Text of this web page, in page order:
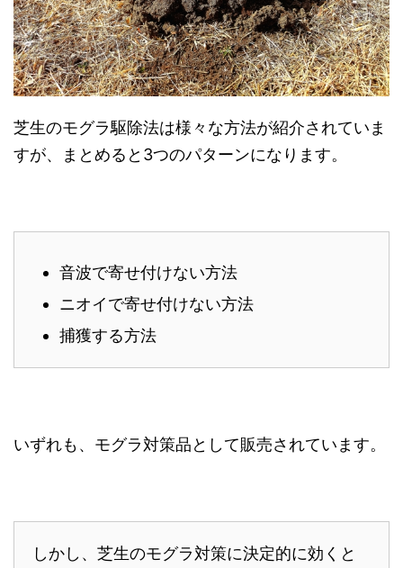
芝生のモグラ駆除法は様々な方法が紹介されていま
すが、まとめると3つのパターンになります。
音波で寄せ付けない方法
ニオイで寄せ付けない方法
捕獲する方法
いずれも、モグラ対策品として販売されています。
しかし、芝生のモグラ対策に決定的に効くと